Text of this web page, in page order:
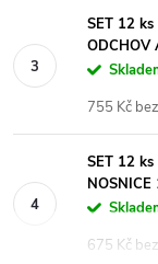
SET 12
ODCHOV
755 Kč
SET 12
NOSNICE
675 Kč